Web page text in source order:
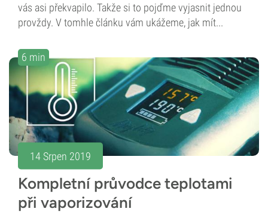
vás asi překvapilo. Takže si to pojďme vyjasnit jednou
provždy. V tomhle článku vám ukážeme, jak mít...
6 min
14 Srpen 2019
Kompletní průvodce teplotami
při vaporizování